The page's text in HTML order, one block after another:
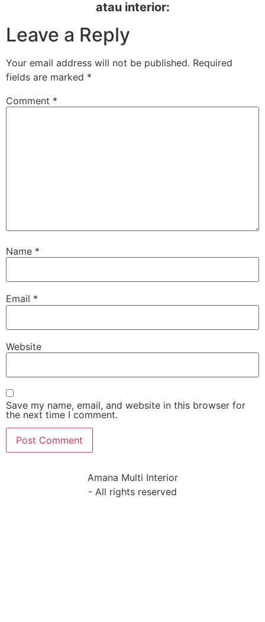
atau interior:
Leave a Reply
Your email address will not be published. Required
fields are marked *
Comment *
Name *
Email *
Website
Save my name, email, and website in this browser for
the next time I comment.
Amana Multi Interior
- All rights reserved